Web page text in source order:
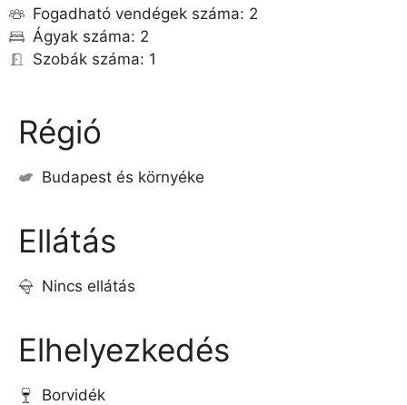
Fogadható vendégek száma: 2
Ágyak száma: 2
Szobák száma: 1
Régió
Budapest és környéke
Ellátás
Nincs ellátás
Elhelyezkedés
Borvidék